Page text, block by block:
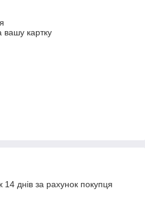
вашу картку
днів за рахунок покупця